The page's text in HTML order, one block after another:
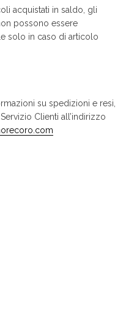
acquistati in saldo, gli
possono essere
solo in caso di articolo
su spedizioni e resi,
Clienti all’indirizzo